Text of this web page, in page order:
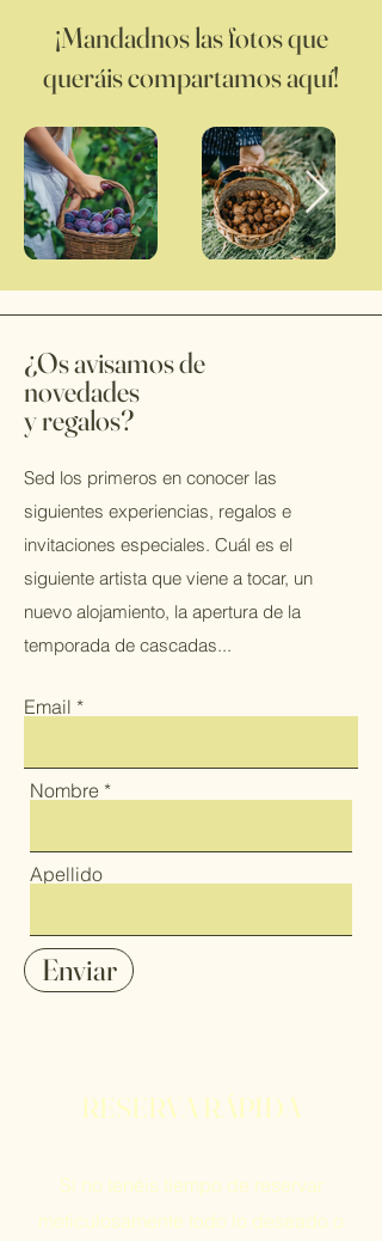
¡Mandadnos las fotos que
queráis compartamos aquí!
¿Os avisamos de
novedades
y regalos?
Sed los primeros en conocer las
siguientes experiencias, regalos e
invitaciones especiales. Cuál es el
siguiente artista que viene a tocar, un
nuevo alojamiento, la apertura de la
temporada de cascadas...
Email
Nombre
Apellido
Enviar
RESERVA RÁPIDA
Si no tenéis tiempo de reservar
meticulosamente todo lo deseado o